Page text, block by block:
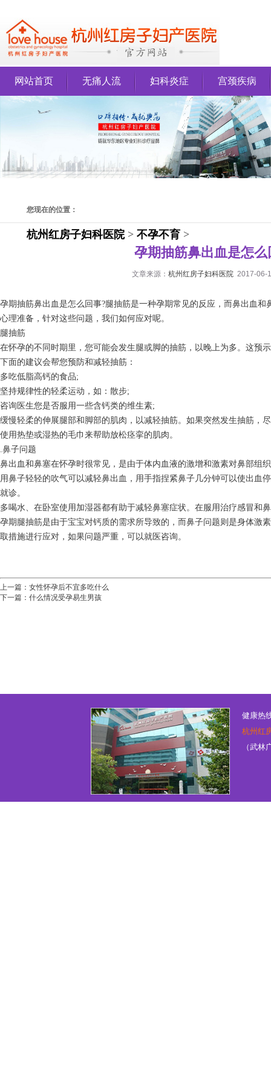
网站首页 无痛人流 妇科炎症 宫颈疾病
您现在的位置：
杭州红房子妇科医院> 不孕不育 >
孕期抽筋鼻出血是怎么
文章来源： 杭州红房子妇科医院 2017-06-
孕期抽筋鼻出血是怎么回事?腿抽筋是一种孕期常见的反应，而鼻出血
心理准备，针对这些问题，我们如何应对呢。
腿抽筋
在怀孕的不同时期里，您可能会发生腿或脚的抽筋，以晚上为多。这预
下面的建议会帮您预防和减轻抽筋：
多吃低脂高钙的食品;
坚持规律性的轻柔运动，如：散步;
咨询医生您是否服用一些含钙类的维生素;
缓慢轻柔的伸展腿部和脚部的肌肉，以减轻抽筋。如果突然发生抽筋，
使用热垫或湿热的毛巾来帮助放松痉挛的肌肉。
.鼻子问题
鼻出血和鼻塞在怀孕时很常见，是由于体内血液的激增和激素对鼻部组
用鼻子轻轻的吹气可以减轻鼻出血，用手指捏紧鼻子几分钟可以使出血
就诊。
多喝水、在卧室使用加湿器都有助于减轻鼻塞症状。在服用治疗感冒和
孕期腿抽筋是由于宝宝对钙质的需求所导致的，而鼻子问题则是身体激
取措施进行应对，如果问题严重，可以就医咨询。
上一篇： 女性怀孕后不宜多吃什么
下一篇： 什么情况受孕易生男孩
健康热
杭州红
（武